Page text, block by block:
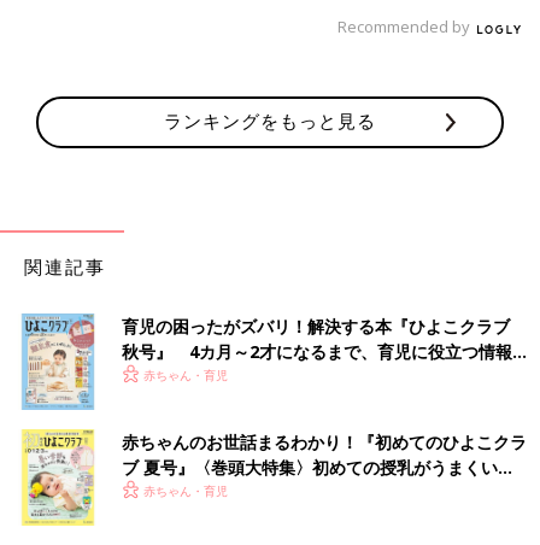
す。最近は、男性用の脱毛器や脱毛サロンも増えています。気に
自分に合う服装を選ぼう
な印象を与えられるのです。
服を購入する際はめんどくさがらずできる限り試着をして、自分
さんや家族に客観視してもらい意見を求めましょう。
また、服のシワを伸ばす、ほつれた糸を切る、毛玉をとる、色褪
せやいたみが気になる服や靴は処分するなど、細かい部分に気を
配ると清潔感がアップします。
健康を意識しよう
健康意識も身だしなみには大切です。顔色の悪さや充血した目、
肥満体型などは、不健康な印象になり清潔感をダウンさせます。
Recommended by
ランキングをもっと見る
関連記事
育児の困ったがズバリ！解決する本『ひよこクラブ
秋号』 4カ月～2才になるまで、育児に役立つ情報が
いっぱい！
赤ちゃん・育児
赤ちゃんのお世話まるわかり！『初めてのひよこクラ
ブ 夏号』〈巻頭大特集〉初めての授乳がうまくい
く！ おっぱい・ミルクの基本と夏のトラブル 解決テ
赤ちゃん・育児